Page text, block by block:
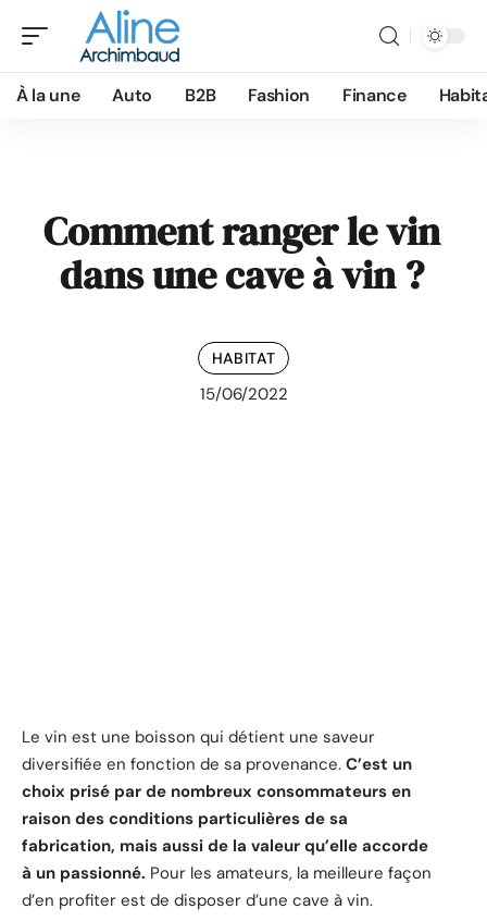
À la une Auto B2B Fashion Finance
Comment ranger le vin
dans une cave à vin ?
HABITAT
15/06/2022
Le vin est une boisson qui détient une saveur
diversifiée en fonction de sa provenance. C’est un
choix prisé par de nombreux consommateurs en
raison des conditions particulières de sa
fabrication, mais aussi de la valeur qu’elle accorde
à un passionné. Pour les amateurs, la meilleure façon
d’en profiter est de disposer d’une cave à vin.